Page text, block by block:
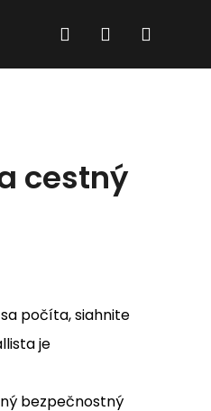
HľadaťPrihlásenie
cestný
počíta, siahnite
je
bezpečnostný